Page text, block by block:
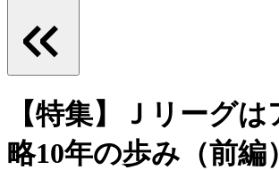
【特集】Ｊリーグ
略10年の歩み（前編）